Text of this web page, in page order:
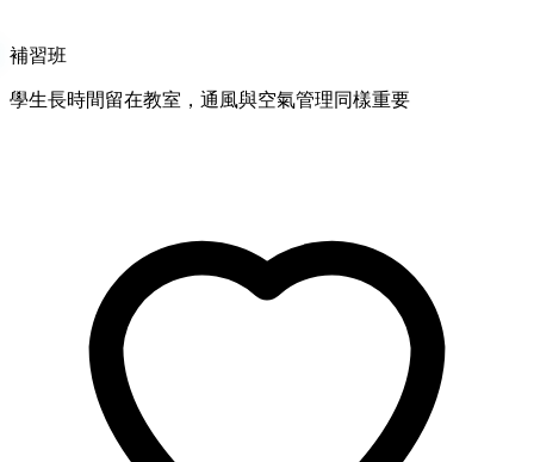
補習班
學生長時間留在教室，通風與空氣管理同樣重要